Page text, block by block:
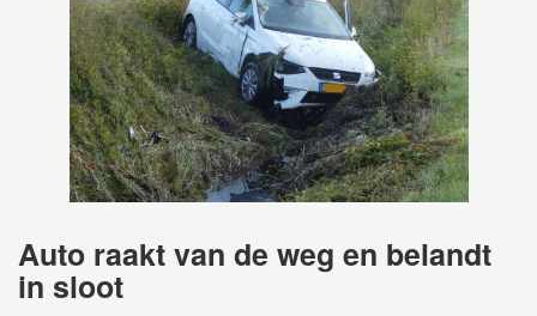
Auto raakt van de weg en belandt
in sloot